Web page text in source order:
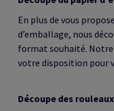
En plus de vous
d’emballage, nous
format souhaité.
votre disposition pour
Découpe des